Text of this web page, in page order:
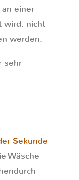
einer
wird, nicht
werden.
sehr
Sekunde
Wäsche